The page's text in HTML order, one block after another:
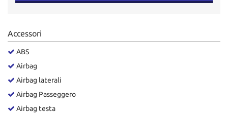
Accessori
ABS
Airbag
Airbag laterali
Airbag Passeggero
Airbag testa
cookie
Salva
impostazioni